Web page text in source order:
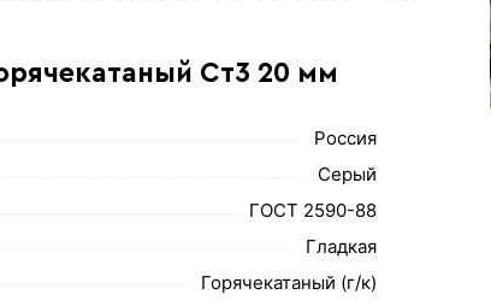
Ст3 20 мм
Россия
Серый
ГОСТ 2590-88
Гладкая
Горячекатаный (г/к)